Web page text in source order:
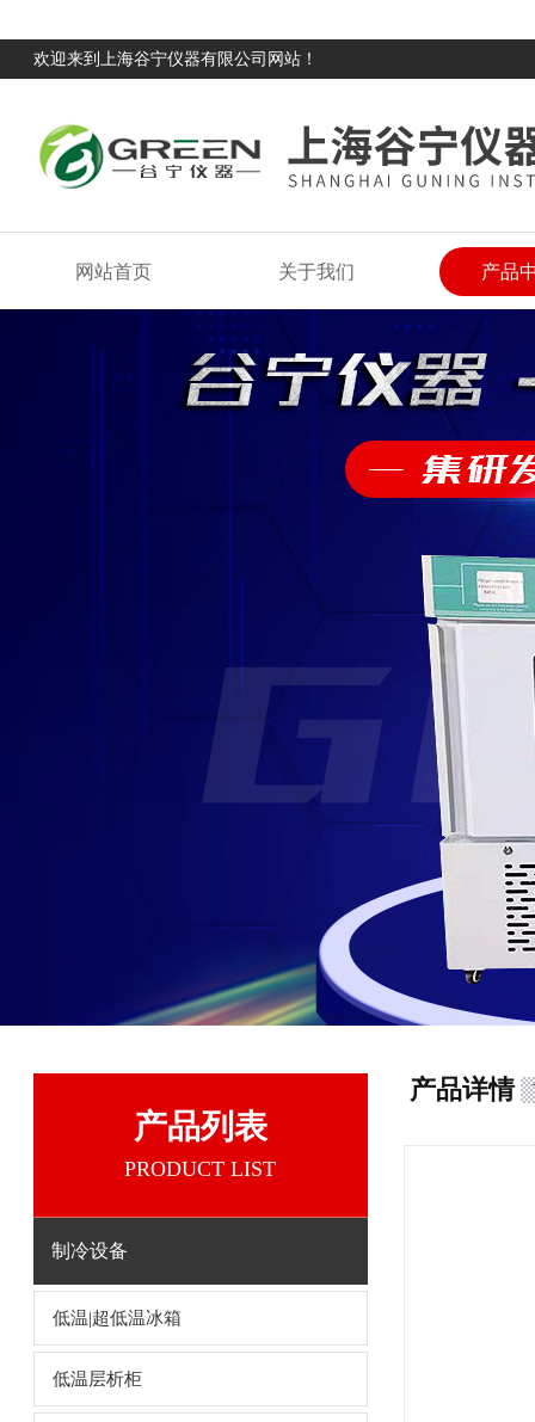
欢迎来到上海谷宁仪器有限公司网站！
网站首页 关于我们 产品
产品列表
PRODUCT LIST
制冷设备
低温|超低温冰箱
低温层析柜
产品详情